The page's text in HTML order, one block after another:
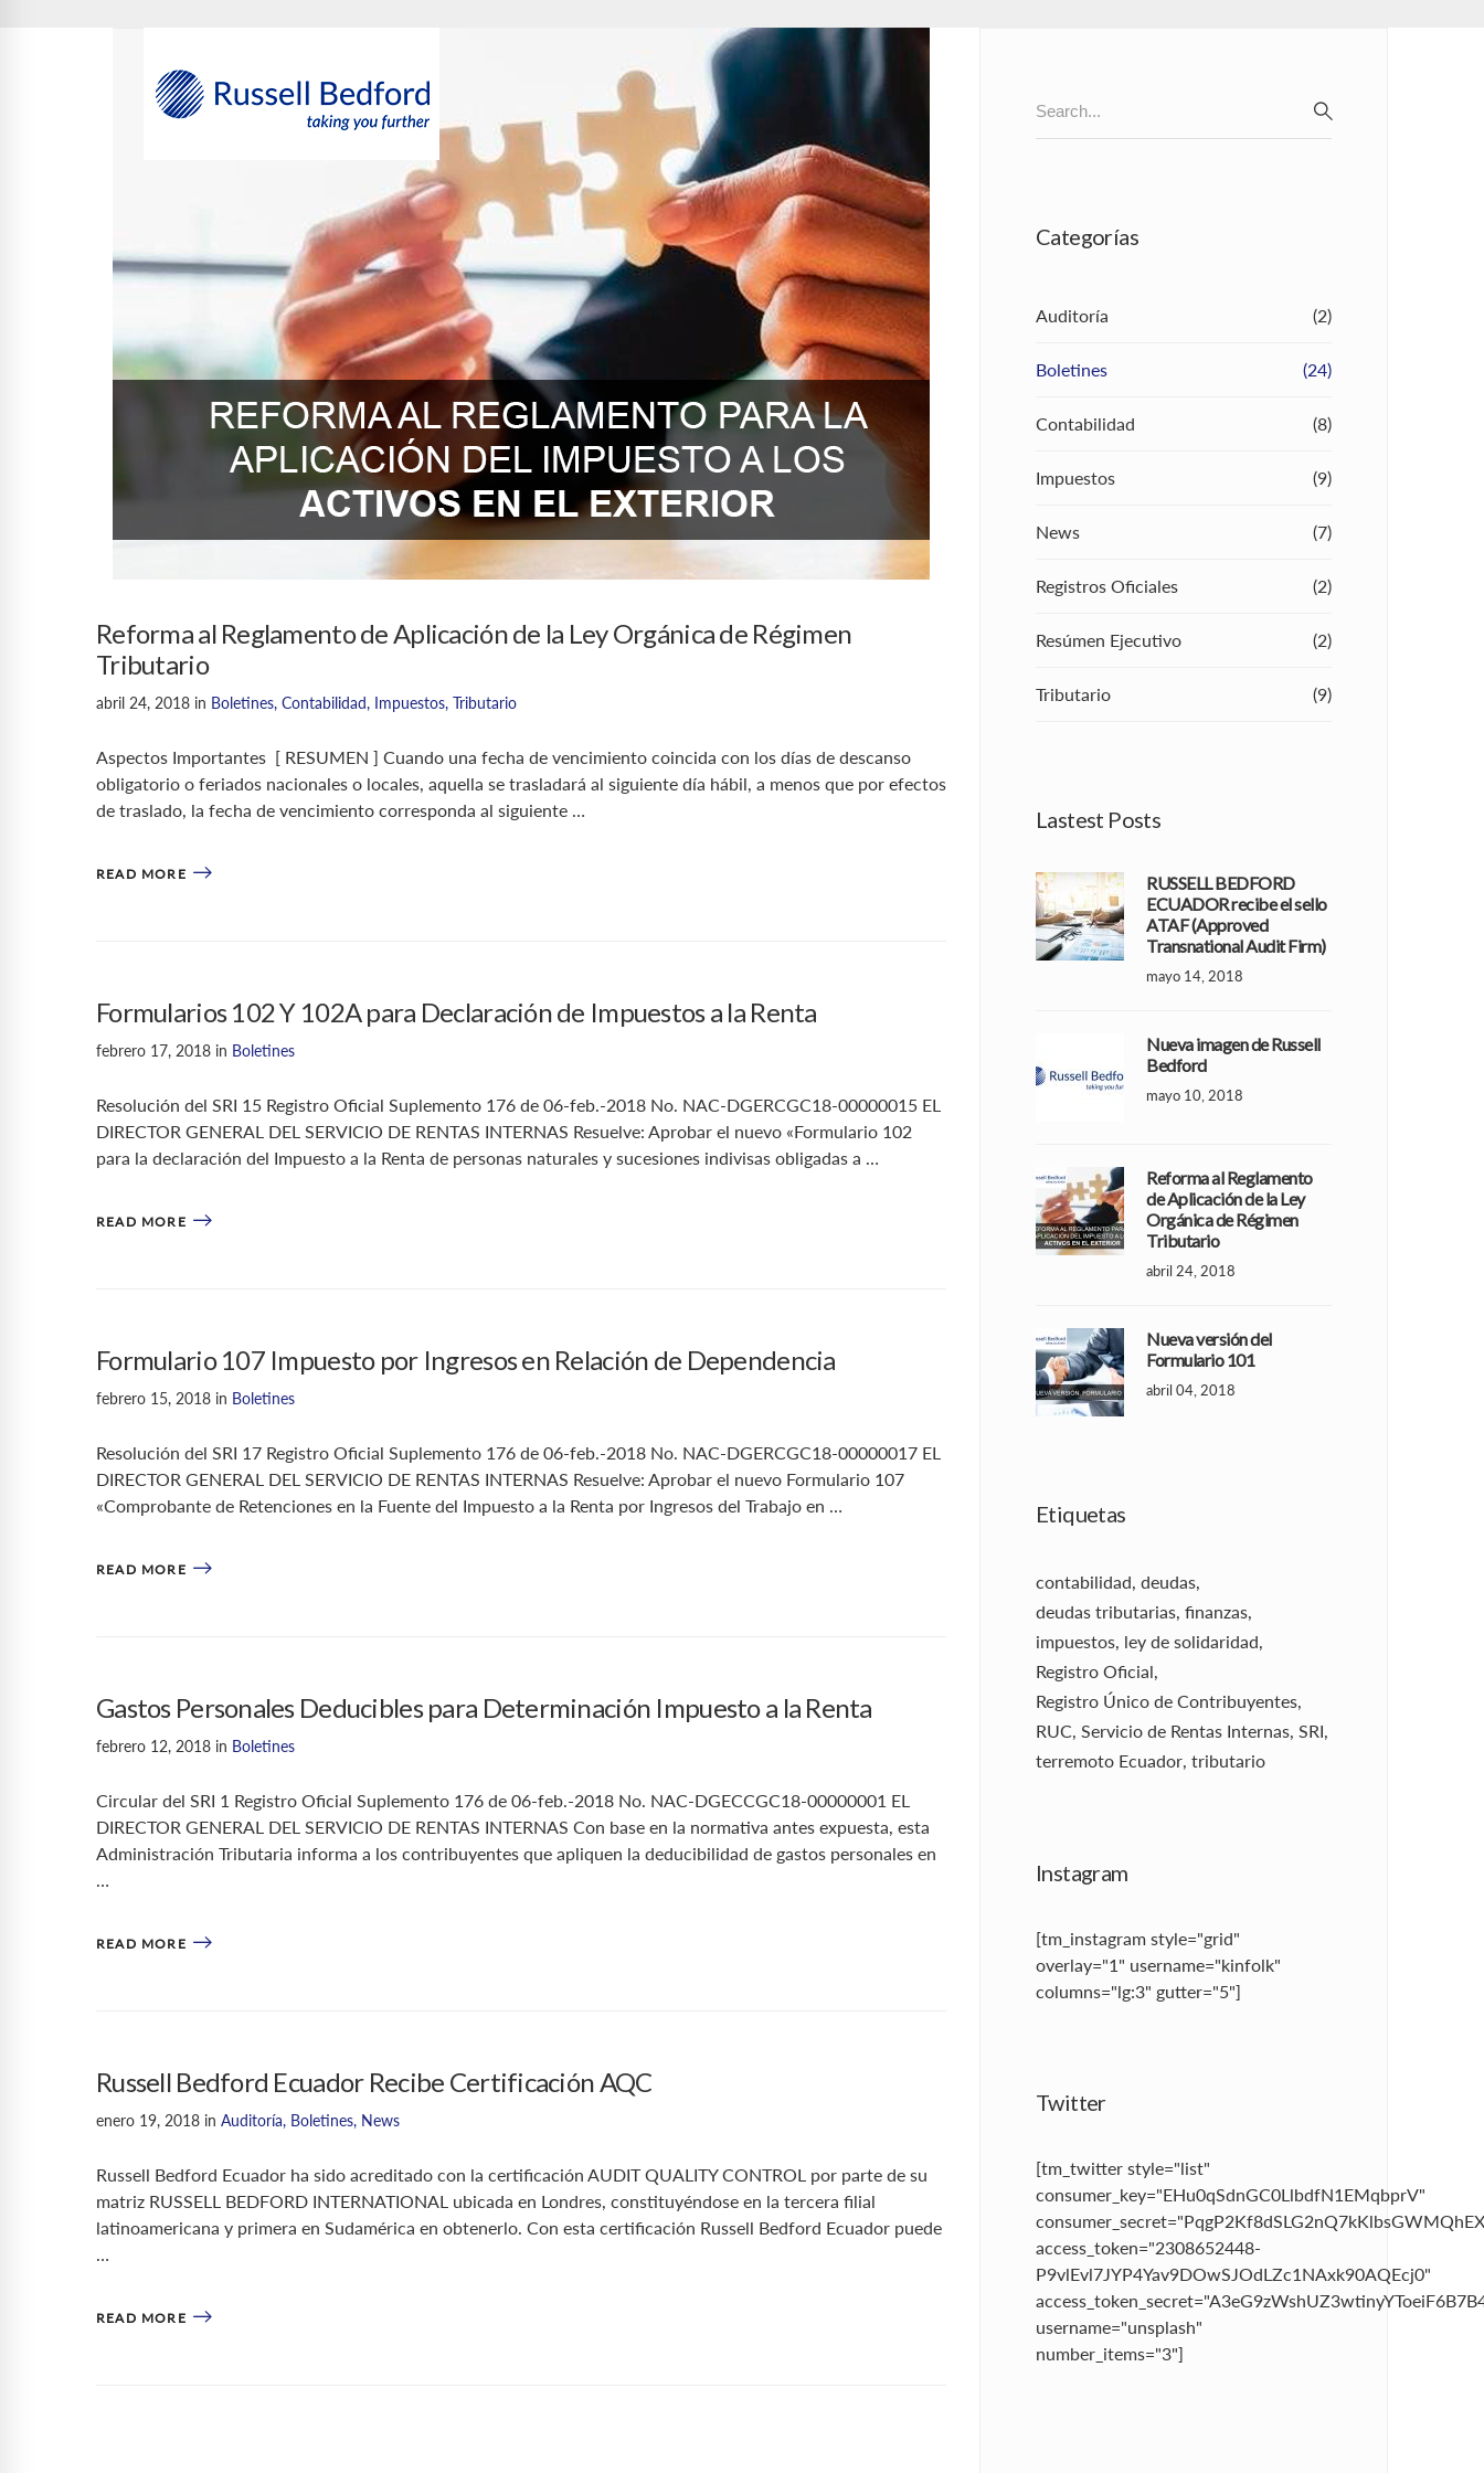
Reforma al Reglamento de Aplicación de la Ley Orgánica de Régimen
Tributario
abril 24, 2018 in Boletines, Contabilidad, Impuestos, Tributario
Aspectos Importantes [ RESUMEN ] Cuando una fecha de vencimiento coincida con los días de descanso
obligatorio o feriados nacionales o locales, aquella se trasladará al siguiente día hábil, a menos que por efectos
de traslado, la fecha de vencimiento corresponda al siguiente …
READ MORE
Formularios 102 Y 102A para Declaración de Impuestos a la Renta
febrero 17, 2018 in Boletines
Resolución del SRI 15 Registro Oficial Suplemento 176 de 06-feb.-2018 No. NAC-DGERCGC18-00000015 EL
DIRECTOR GENERAL DEL SERVICIO DE RENTAS INTERNAS Resuelve: Aprobar el nuevo «Formulario 102
para la declaración del Impuesto a la Renta de personas naturales y sucesiones indivisas obligadas a …
READ MORE
Formulario 107 Impuesto por Ingresos en Relación de Dependencia
febrero 15, 2018 in Boletines
Resolución del SRI 17 Registro Oficial Suplemento 176 de 06-feb.-2018 No. NAC-DGERCGC18-00000017 EL
DIRECTOR GENERAL DEL SERVICIO DE RENTAS INTERNAS Resuelve: Aprobar el nuevo Formulario 107
«Comprobante de Retenciones en la Fuente del Impuesto a la Renta por Ingresos del Trabajo en …
READ MORE
Gastos Personales Deducibles para Determinación Impuesto a la Renta
febrero 12, 2018 in Boletines
Circular del SRI 1 Registro Oficial Suplemento 176 de 06-feb.-2018 No. NAC-DGECCGC18-00000001 EL
DIRECTOR GENERAL DEL SERVICIO DE RENTAS INTERNAS Con base en la normativa antes expuesta, esta
Administración Tributaria informa a los contribuyentes que apliquen la deducibilidad de gastos personales en
…
READ MORE
Russell Bedford Ecuador Recibe Certificación AQC
enero 19, 2018 in Auditoría, Boletines, News
Russell Bedford Ecuador ha sido acreditado con la certificación AUDIT QUALITY CONTROL por parte de su
matriz RUSSELL BEDFORD INTERNATIONAL ubicada en Londres, constituyéndose en la tercera filial
latinoamericana y primera en Sudamérica en obtenerlo. Con esta certificación Russell Bedford Ecuador puede
…
READ MORE
for:
Categorías
Auditoría (2)
Boletines (24)
Contabilidad (8)
Impuestos (9)
News (7)
Registros Oficiales (2)
Resúmen Ejecutivo (2)
Tributario (9)
Lastest Posts
RUSSELL BEDFORD
ECUADOR recibe el sello
ATAF (Approved
Transnational Audit Firm)
mayo 14, 2018
Nueva imagen de Russell
Bedford
mayo 10, 2018
Reforma al Reglamento
de Aplicación de la Ley
Orgánica de Régimen
Tributario
abril 24, 2018
Nueva versión del
Formulario 101
abril 04, 2018
Etiquetas
contabilidad, deudas,
deudas tributarias, finanzas,
impuestos, ley de solidaridad,
Registro Oficial,
Registro Único de Contribuyentes,
RUC, Servicio de Rentas Internas, SRI,
terremoto Ecuador, tributario
Instagram
[tm_instagram style="grid"
overlay="1" username="kinfolk"
columns="lg:3" gutter="5"]
Twitter
[tm_twitter style="list"
consumer_key="EHu0qSdnGC0LlbdfN1EMqbprV"
access_token="2308652448-
P9vlEvl7JYP4Yav9DOwSJOdLZc1NAxk90AQEcj0"
username="unsplash"
number_items="3"]